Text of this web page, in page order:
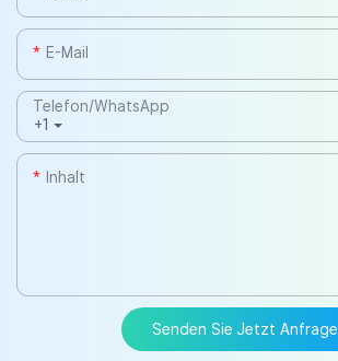
E-Mail
+1
Telefon/WhatsApp
Inhalt
Senden Sie Jetzt Anfrage